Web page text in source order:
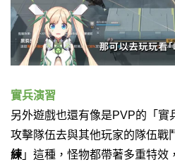
實兵演習
另外遊戲也還有像是PVP的「實
攻擊隊伍去與其他玩家的隊伍戰
練 」這種，怪物都帶著多重特效，